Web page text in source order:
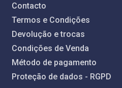
Contacto
Termos e Condições
Devolução e trocas
Condições de Venda
Método de pagamento
Proteção de dados - RGPD